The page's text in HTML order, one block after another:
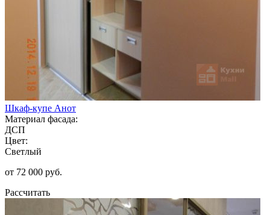
Шкаф-купе Анот
Материал фасада:
ДСП
Цвет:
Светлый
от 72 000 руб.
Рассчитать